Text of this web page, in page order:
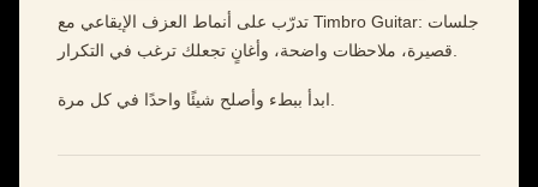
تدرّب على أنماط العزف الإيقاعي مع Timbro Guitar: جلسات
ابدأ ببطء وأصلح شيئًا واحدًا في كل مرة.